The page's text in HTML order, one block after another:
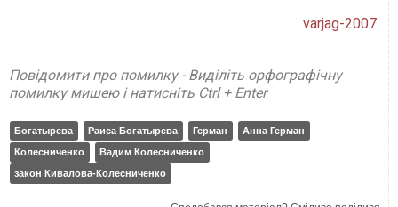
varjag-2007
Повідомити про помилку - Виділіть орфографічну
помилку мишею і натисніть Ctrl + Enter
Богатырева Раиса Богатырева Герман
Анна Герман
Колесниченко
Вадим Колесниченко
закон Кивалова-Колесниченко